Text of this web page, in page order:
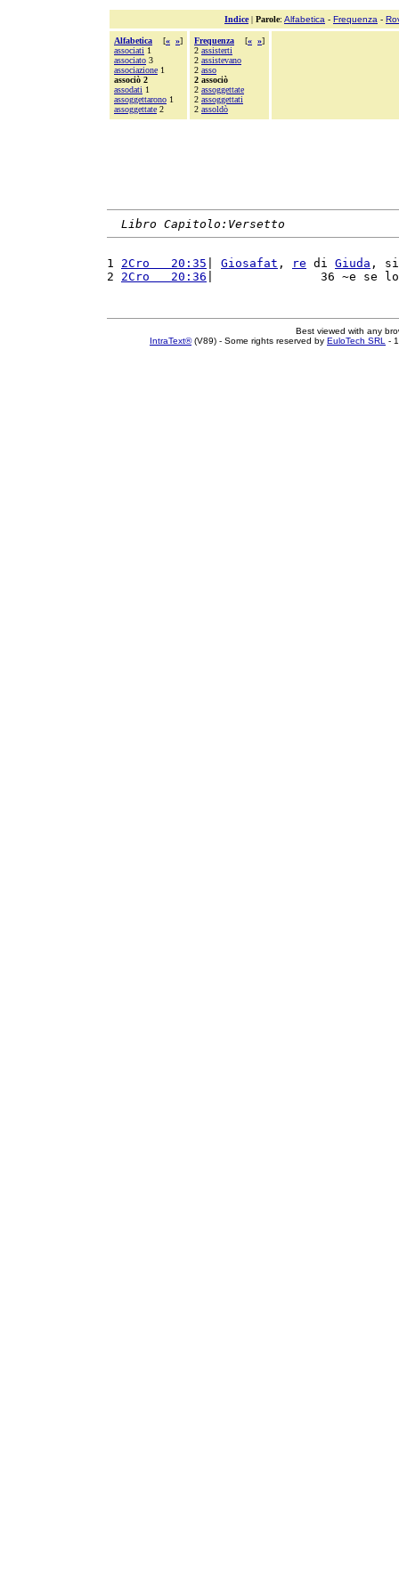
Indice| Parole: Alfabetica - Frequenza -
Alfabetica [« »]
associati 1
associato 3
associazione 1
associò 2
assodati 1
assoggettarono 1
assoggettate 2
Frequenza [« »]
2 assisterti
2 assistevano
2 asso
2 associò
2 assoggettate
2 assoggettati
2 assoldò
Libro Capitolo:Versetto
1 2Cro   20:35 Giosafat , re di Giuda ,
2 2Cro   20:36 |               36 ~e se
Best viewed with any
IntraText®(V89) - Some rights reserved by EuloTech SRL -